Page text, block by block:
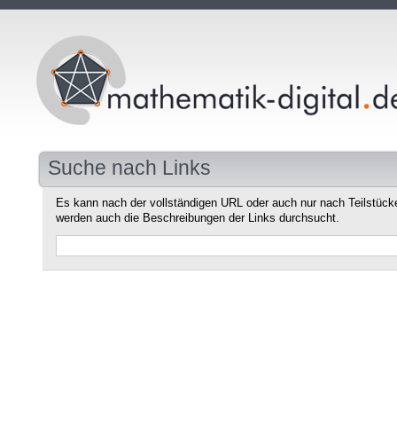
Suche nach Links
Es kann nach der vollständigen URL oder auch nur nach
werden auch die Beschreibungen der Links durchsucht.